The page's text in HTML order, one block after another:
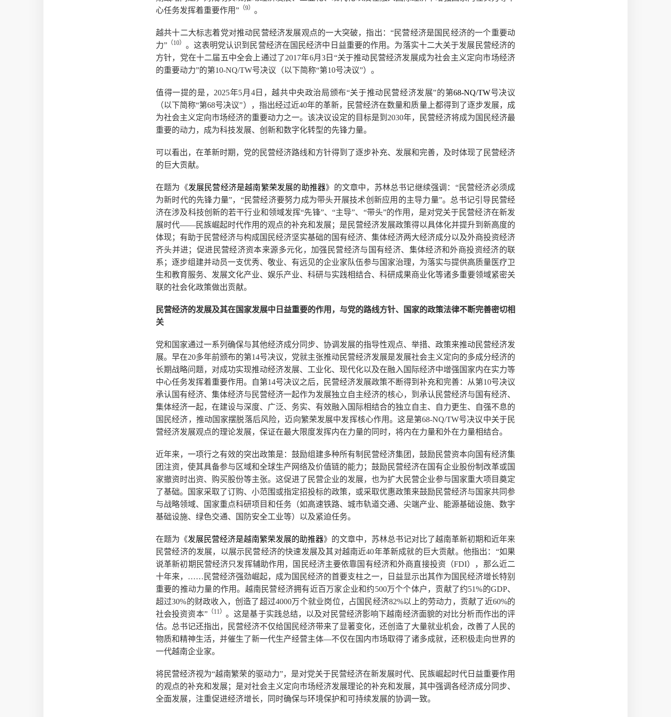
心任务发挥着重要作用” （9） 。
越共十二大标志着党对推动民营经济发展观点的一大突破，指出：“民营经济是国民经济的一个重要动
力” （10） 。这表明党认识到民营经济在国民经济中日益重要的作用。为落实十二大关于发展民营经济的
方针，党在十二届五中全会上通过了2017年6月3日“关于推动民营经济发展成为社会主义定向市场经济
的重要动力”的第10-NQ/TW号决议（以下简称“第10号决议”）。
值得一提的是，2025年5月4日，越共中央政治局颁布“关于推动民营经济发展”的第68-NQ/TW号决议
（以下简称“第68号决议”），指出经过近40年的革新，民营经济在数量和质量上都得到了逐步发展，成
为社会主义定向市场经济的重要动力之一。该决议设定的目标是到2030年，民营经济将成为国民经济最
重要的动力，成为科技发展、创新和数字化转型的先锋力量。
可以看出，在革新​​时期，党的民营经济路线和方针得到了逐步补充、发展和完善，及时体现了民营经济
的巨大贡献。
在题为《发展民营经济是越南繁荣发展的助推器》的文章中，苏林总书记继续强调：“民营经济必须成
为新时代的先锋力量”，“民营经济要努力成为带头开展技术创新应用的主导力量”。总书记引导民营经
济在涉及科技创新的若干行业和领域发挥“先锋”、“主导”、“带头”的作用，是对党关于民营经济在新发
展时代——民族崛起时代作用的观点的补充和发展；是民营经济发展政策得以具体化并提升到新高度的
体现；有助于民营经济与构成国民经济坚实基础的国有经济、集体经济两大经济成分以及外商投资经济
齐头并进；促进民营经济资本来源多元化，加强民营经济与国有经济、集体经济和外商投资经济的联
系；逐步组建并动员一支优秀、敬业、有远见的企业家队伍参与国家治理，为落实与提供高质量医疗卫
生和教育服务、发展文化产业、娱乐产业、科研与实践相结合、科研成果商业化等诸多重要领域紧密关
联的社会化政策做出贡献。
民营经济的发展及其在国家发展中日益重要的作用，与党的路线方针、国家的政策法律不断完善密切相
关
党和国家通过一系列确保与其他经济成分同步、协调发展的指导性观点、举措、政策来推动民营经济发
展。早在20多年前颁布的第14号决议，党就主张推动民营经济发展是发展社会主义定向的多成分经济的
长期战略问题，对成功实现推动经济发展、工业化、现代化以及在融入国际经济中增强国家内在实力等
中心任务发挥着重要作用。自第14号决议之后，民营经济发展政策不断得到补充和完善：从第10号决议
承认国有经济、集体经济与民营经济一起作为发展独立自主经济的核心，到承认民营经济与国有经济、
集体经济一起，在建设与深度、广泛、务实、有效融入国际相结合的独立自主、自力更生、自强不息的
国民经济，推动国家摆脱落后风险，迈向繁荣发展中发挥核心作用。这是第68-NQ/TW号决议中关于民
营经济发展观点的理论发展，保证在最大限度发挥内在力量的同时，将内在力量和外在力量相结合。
近年来，一项行之有效的突出政策是：鼓励组建多种所有制民营经济集团，鼓励民营资本向国有经济集
团注资，使其具备参与区域和全球生产网络及价值链的能力；鼓励民营经济在国有企业股份制改革或国
家撤资时出资、购买股份等主张。这促进了民营企业的发展，也为扩大民营企业参与国家重大项目奠定
了基础。国家采取了订购、小范围或指定招投标的政策，或采取优惠政策来鼓励民营经济与国家共同参
与战略领域、国家重点科研项目和任务（如高速铁路、城市轨道交通、尖端产业、能源基础设施、数字
基础设施、绿色交通、国防安全工业等）以及紧迫任务。
在题为《发展民营经济是越南繁荣发展的助推器》的文章中，苏林总书记对比了越南革新初期和近年来
民营经济的发展，以展示民营经济的快速发展及其对越南近40年革新成就的巨大贡献。他指出：“如果
说革新初期民营经济只发挥辅助作用，国民经济主要依靠国有经济和外商直接投资（FDI），那么近二
十年来，……民营经济强劲崛起，成为国民经济的首要支柱之一，日益显示出其作为国民经济增长特别
重要的推动力量的作用。越南民营经济拥有近百万家企业和约500万个个体户，贡献了约51%的GDP、
超过30%的财政收入，创造了超过4000万个就业岗位，占国民经济82%以上的劳动力，贡献了近60%的
社会投资资本”（11） 。这是基于实践总结，以及对民营经济影响下越南经济面貌的对比分析而作出的评
估。总书记还指出，民营经济不仅给国民经济带来了显著变化，还创造了大量就业机会，改善了人民的
物质和精神生活，并催生了新一代生产经营主体—不仅在国内市场取得了诸多成就，还积极走向世界的
一代越南企业家。
将民营经济视为“越南繁荣的驱动力”，是对党关于民营经济在新发展时代、民族崛起时代日益重要作用
的观点的补充和发展；是对社会主义定向市场经济发展理论的补充和发展，其中强调各经济成分同步、
全面发展，注重促进经济增长，同时确保与环境保护和可持续发展的协调一致。